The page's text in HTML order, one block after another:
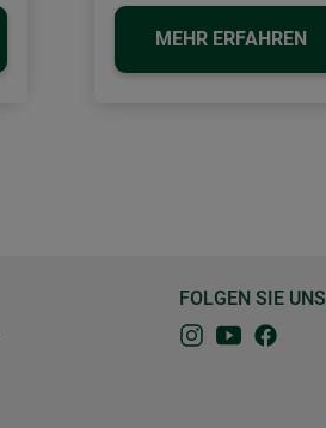
MEHR ERFAHREN
FOLGEN SIE UNS